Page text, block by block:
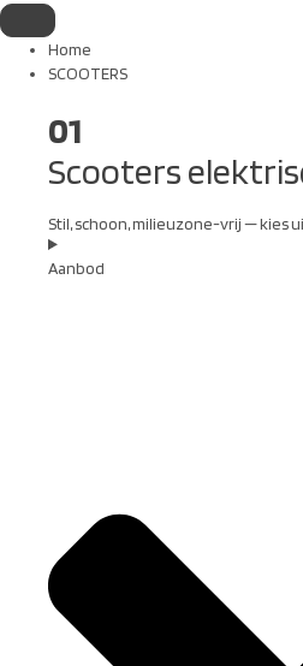
Home
SCOOTERS
01
Scooters
Stil, schoon, milieuzone-vrij — kies
Aanbod